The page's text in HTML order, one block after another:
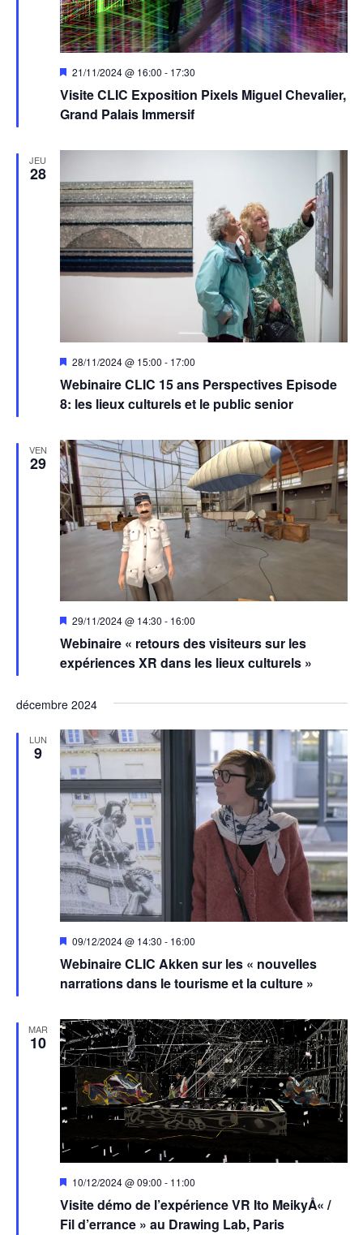
Visite CLIC Exposition Pixels Miguel Chevalier,
Grand Palais Immersif
Mis
avant
21/11/2024 @ 16:00 - 17:30
JEU
28
Webinaire CLIC 15 ans Perspectives Episode
8: les lieux culturels et le public senior
Mis
avant
28/11/2024 @ 15:00 - 17:00
VEN
29
Webinaire « retours des visiteurs sur les
expériences XR dans les lieux culturels »
Mis
avant
29/11/2024 @ 14:30 - 16:00
décembre 2024
LUN
9
Webinaire CLIC Akken sur les « nouvelles
narrations dans le tourisme et la culture »
Mis
avant
09/12/2024 @ 14:30 - 16:00
MAR
10
Visite démo de l’expérience VR Ito MeikyÅ« /
Fil d’errance » au Drawing Lab, Paris
Mis
avant
10/12/2024 @ 09:00 - 11:00